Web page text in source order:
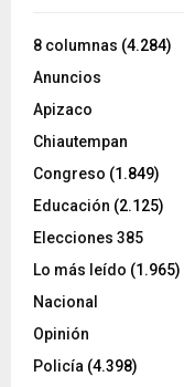
8 columnas (4.284)
Anuncios
Apizaco
Chiautempan
Congreso (1.849)
Educación (2.125)
Elecciones 385
Lo más leído (1.965)
Nacional
Opinión
Policía (4.398)